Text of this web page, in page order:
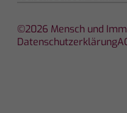
©2026 Mensch und
Datenschutzerklärung